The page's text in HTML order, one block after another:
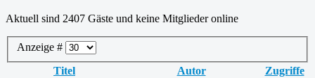
Aktuell sind 2407 Gäste und keine Mitglieder online
Anzeige #
Titel
Autor
Zugriffe